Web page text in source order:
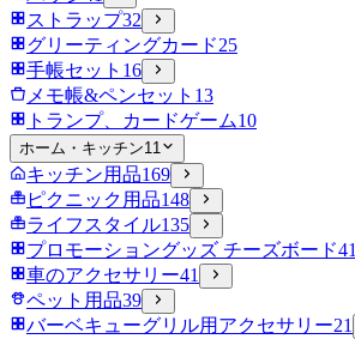
ストラップ32
グリーティングカード25
手帳セット 16
メモ帳&ペンセット 13
トランプ、カードゲーム10
ホーム・キッチン11
キッチン用品169
ピクニック用品148
ライフスタイル135
プロモーショングッズ チーズボード41
車のアクセサリー41
ペット用品39
バーベキューグリル用アクセサリー21